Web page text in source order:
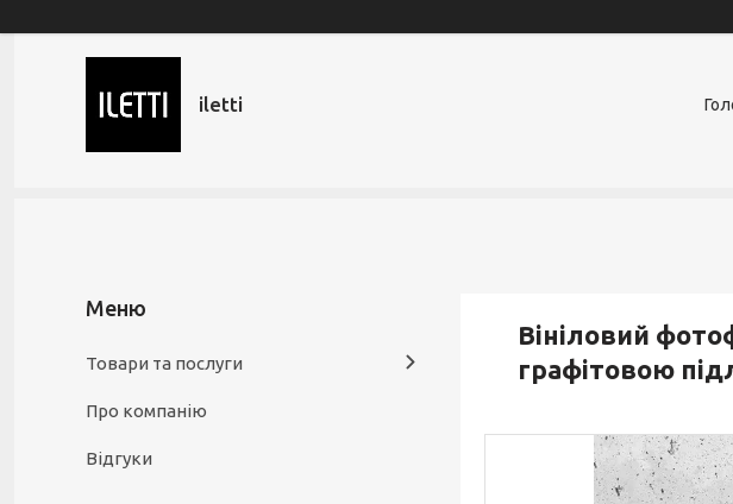
iletti
Вініловий
графітовою
Товари та послуги
Про компанію
Відгуки